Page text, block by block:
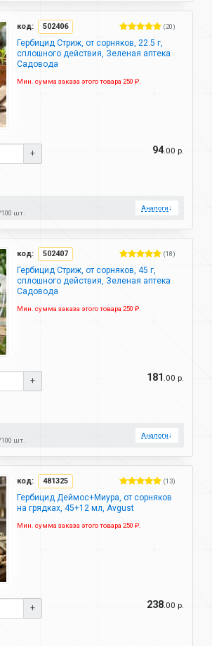
код: 502406 (20)
Гербицид Стриж, от сорняков, 22.5 г,
сплошного действия, Зеленая аптека
Садовода
Мин. сумма заказа этого товара 250 ₽.
+ 94.00 р.
100 шт.
Аналоги↓
код: 502407 (18)
Гербицид Стриж, от сорняков, 45 г,
сплошного действия, Зеленая аптека
Садовода
Мин. сумма заказа этого товара 250 ₽.
+ 181 .00 р.
100 шт.
Аналоги↓
код: 481325 (13)
Гербицид Деймос+Миура, от сорняков
на грядках, 45+12 мл, Avgust
Мин. сумма заказа этого товара 250 ₽.
+ 238.00 р.